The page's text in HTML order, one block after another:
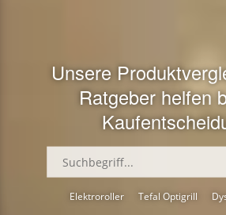
Unsere
Ratgeber helfen
Elektroroller Tefal Optigrill